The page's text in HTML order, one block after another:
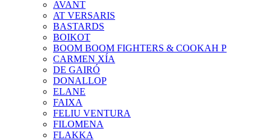
AVANT
AT VERSARIS
BASTARDS
BOIKOT
BOOM BOOM FIGHTERS & COOKAH P
CARMEN XÍA
DE GAIRÓ
DONALLOP
ELANE
FAIXA
FELIU VENTURA
FILOMENA
FLAKKA